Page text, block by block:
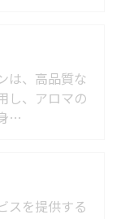
は、高品質な
し、アロマの
…
スを提供する